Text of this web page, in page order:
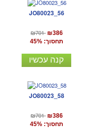
JO80023_56
₪701 ₪386
תחסוך: 45%
קנה עכשיו
JO80023_58
₪701 ₪386
תחסוך: 45%